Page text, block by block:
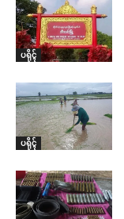
ပရိုၚ်
ပရိုၚ်